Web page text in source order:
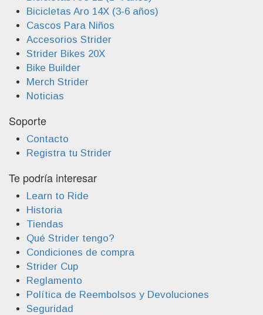
Bicicletas Aro 14X (3-6 años)
Cascos Para Niños
Accesorios Strider
Strider Bikes 20X
Bike Builder
Merch Strider
Noticias
Soporte
Contacto
Registra tu Strider
Te podría interesar
Learn to Ride
Historia
Tiendas
Qué Strider tengo?
Condiciones de compra
Strider Cup
Reglamento
Política de Reembolsos y Devoluciones
Seguridad